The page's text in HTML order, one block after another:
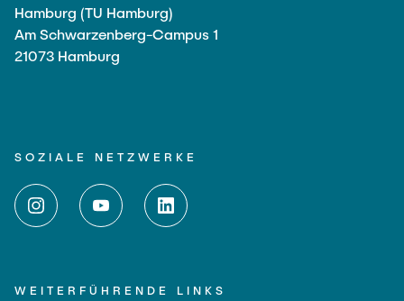
Hamburg (TU Hamburg)
Am Schwarzenberg-Campus 1
21073 Hamburg
SOZIALE NETZWERKE
WEITERFÜHRENDE LINKS